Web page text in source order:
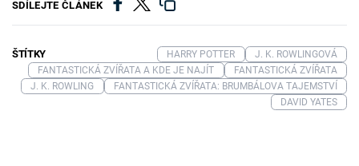
SDÍLEJTE ČLÁNEK
ŠTÍTKY HARRY POTTER
J. K. ROWLINGOVÁ
FANTASTICKÁ ZVÍŘATA A KDE JE NAJÍT
FANTASTICKÁ ZVÍŘATA
J. K. ROWLING
FANTASTICKÁ ZVÍŘATA: BRUMBÁLOVA TAJEMSTVÍ
DAVID YATES